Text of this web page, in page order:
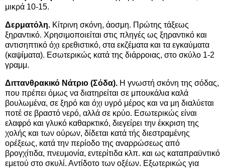
μικρά 10-15.
Δερματόλη. Κίτρινη σκόνη, άοσμη. Πρώτης τάξεως
ξηραντικό. Χρησιμοποιείται στις πληγές ως ξηραντικό και
αντισηπτικό όχι ερεθιστικό, στα εκζέματα και τα εγκαύματα
(καψίματα). Εσωτερικώς κατά της διάρροιας, στο σκύλο 1-2
γραμμ.
Διττανθρακικό Νάτριο (Σόδα). Η γνωστή σκόνη της σόδας,
που πρέπει όμως να διατηρείται σε μπουκάλια καλά
βουλωμένα, σε ξηρό και όχι υγρό μέρος και να μη διαλύεται
ποτέ σε βραστό νερό, αλλά σε κρύο. Εσωτερικώς είναι
ελαφρό και γλυκό καθαρκτικό, διεγείρει την έκκριση της
χολής και των ούρων, δίδεται κατά τής διεστραμένης
ορέξεως, κατά την περίοδο της αναρρώσεως από
βρογχίτιδα, πνευμονία, εντερίτιδα κλπ. και ως καταπραϋντικό
εμετού στο σκυλί. Αντίδοτο των οξέων. Εξωτερικώς για